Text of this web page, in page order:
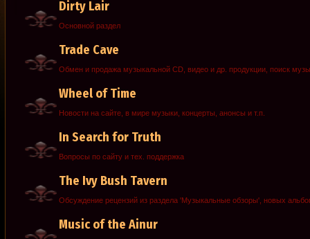
Dirty Lair
Основной раздел
Trade Cave
Обмен и продажа музыкальной CD, видео и др. продукции, поиск
Wheel of Time
Новости на сайте, в мире музыки, концерты, анонсы и т.п.
In Search for Truth
Вопросы по сайту и тех. поддержка
The Ivy Bush Tavern
Обсуждение рецензий из раздела 'Музыкальные обзоры', новых
Music of the Ainur